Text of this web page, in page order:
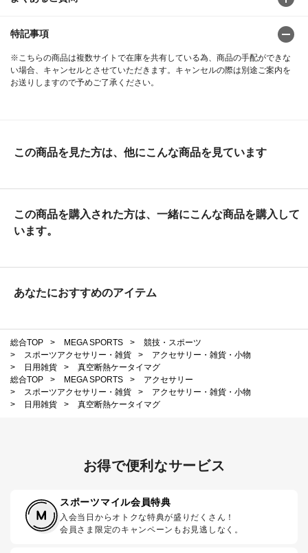
特記事項
※こちらの商品は複数サイトで在庫を共有している為、商品の手配ができな
い場合、キャンセルとさせていただきます。キャンセルの際は別途ご案内を
お送りしますので予めご了承ください。
この商品を見た方は、他にこんな商品を見ています
この商品を購入された方は、一緒にこんな商品を購入して
います。
あなたにおすすめのアイテム
総合TOP > MEGA SPORTS >
競技・スポーツ
>
スポーツアクセサリー・雑貨 >
アクセサリー・雑貨・小物
>
日用雑貨 >
真空断熱ケータイマグ
総合TOP
> MEGA SPORTS >
アクセサリー
>
スポーツアクセサリー・雑貨 >
アクセサリー・雑貨・小物
>
日用雑貨 > 真空断熱ケータイマグ
お得で便利なサービス
スポーツマイル会員特典
入会当日からオトクな特典が盛りだくさん！
会員さま限定のキャンペーンもお見逃しなく。